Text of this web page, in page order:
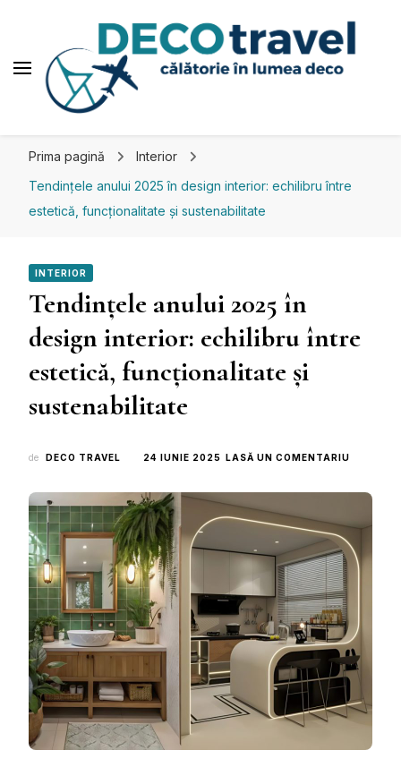
Prima pagină
Interior
Tendințele anului 2025 în design interior: echilibru între
estetică, funcționalitate și sustenabilitate
INTERIOR
Tendințele anului 2025 în
design interior: echilibru între
estetică, funcționalitate și
sustenabilitate
de DECO TRAVEL 24 IUNIE 2025 LASĂ UN COMENTARIU
ȘI